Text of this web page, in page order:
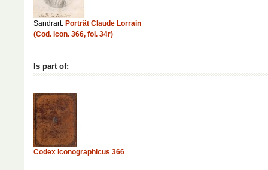
Sandrart: Porträt Claude Lorrain
(Cod. icon. 366, fol. 34r)
Is part of:
Codex iconographicus 366